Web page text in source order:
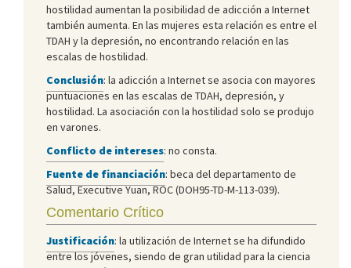
hostilidad aumentan la posibilidad de adicción a Internet
también aumenta. En las mujeres esta relación es entre el
TDAH y la depresión, no encontrando relación en las
escalas de hostilidad.
Conclusión: la adicción a Internet se asocia con mayores
puntuaciones en las escalas de TDAH, depresión, y
hostilidad. La asociación con la hostilidad solo se produjo
en varones.
Conflicto de intereses: no consta.
Fuente de financiación: beca del departamento de
Salud, Executive Yuan, ROC (DOH95-TD-M-113-039).
Comentario Crítico
Justificación: la utilización de Internet se ha difundido
entre los jóvenes, siendo de gran utilidad para la ciencia